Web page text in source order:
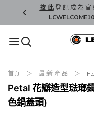
按 此登 記 成 為 官
LCWELCOME10
首頁 最 新 產 品
Petal 花瓣造型琺瑯
色鍋蓋頭)